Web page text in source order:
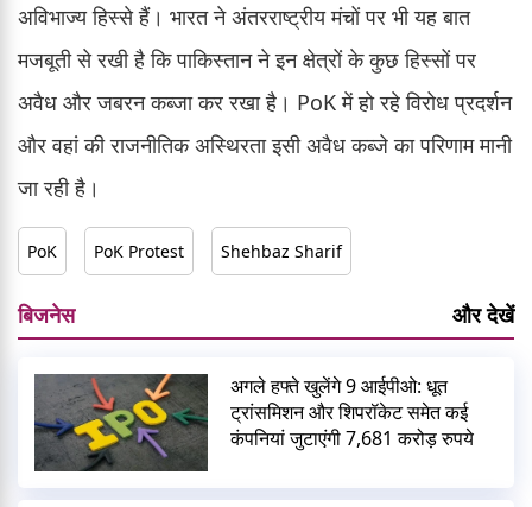
अविभाज्य हिस्से हैं। भारत ने अंतरराष्ट्रीय मंचों पर भी यह बात
मजबूती से रखी है कि पाकिस्तान ने इन क्षेत्रों के कुछ हिस्सों पर
अवैध और जबरन कब्जा कर रखा है। PoK में हो रहे विरोध प्रदर्शन
और वहां की राजनीतिक अस्थिरता इसी अवैध कब्जे का परिणाम मानी
जा रही है।
PoK PoK Protest Shehbaz Sharif
बिजनेस और देखें
अगले हफ्ते खुलेंगे 9 आईपीओ: धूत
ट्रांसमिशन और शिपरॉकेट समेत कई
कंपनियां जुटाएंगी 7,681 करोड़ रुपये